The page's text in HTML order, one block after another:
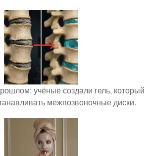
учёные создали гель, который
межпозвоночные диски.